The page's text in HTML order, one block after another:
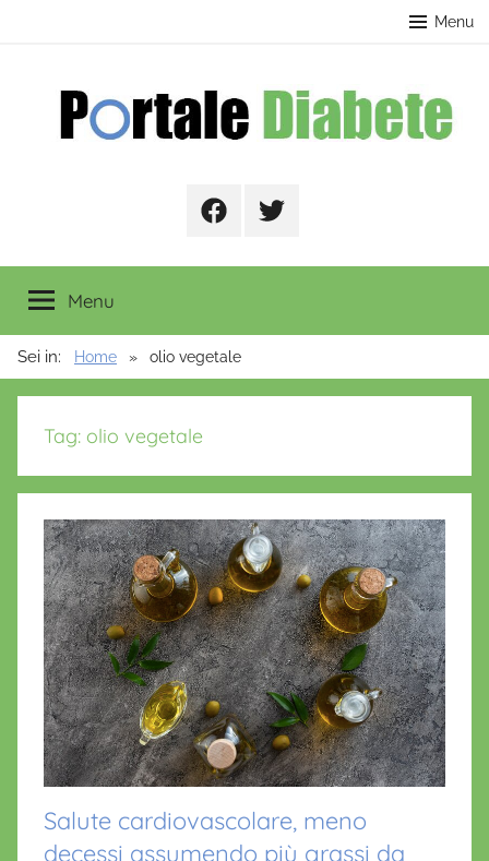
Menu
FacebookTwitter
Menu
Sei in: Home olio vegetale
Tag: olio vegetale
Salute cardiovascolare, meno
decessi assumendo più grassi da